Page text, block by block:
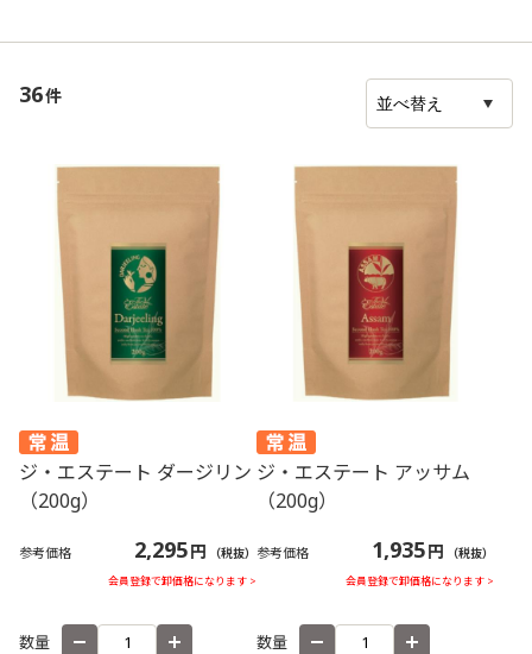
プ 適量 【作り方】 1.アイステ
れ、よく溶かしておく 2.ボウルに
粉ゼラチン4gと少量のお湯を入れ
固め、クラッシュにしてグラスに
適宜レモン、ミント、シュガーシ
ロップを入れる
ン） ストロベリーシロップ 30g
冷凍ストロベリー 3g
イスＮ ） ■レシピ 1ピッチャーに
（60g）を入れ、1分蒸らす。
牛乳（100g）、ガムシロップ（1
個）を加え、混ぜて温める。 2カ
ップに1を注ぎ、ホイップクリー
ム（30g）を絞る。 ストロベリ
ーシロップ（30g）をかけ、冷凍
ストロベリー（3g）を添える。 3
お好みでタイムを飾る。
36件
ジ・エステート ダージリン
（200g）
参考価格 2,295円 （税抜）
会員登録で卸価格になります >
数量
ジ・エステート アッサム
（200g）
参考価格 1,935円 （税抜）
会員登録で卸価格になります >
数量